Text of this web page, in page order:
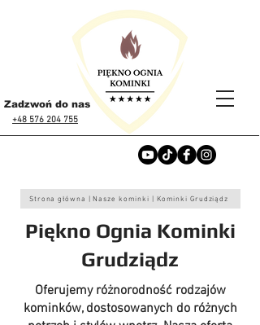
+48 576 204 755
Zadzwoń do nas
Strona główna | Nasze kominki | Kominki Grudziądz
Piękno Ognia Kominki
Grudziądz
Oferujemy różnorodność rodzajów
kominków, dostosowanych do różnych